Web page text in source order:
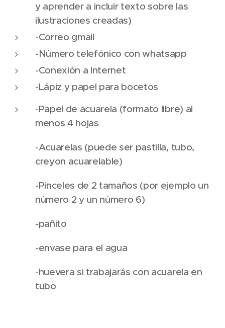
y aprender a incluir texto sobre las
ilustraciones creadas)
-Correo gmail
-Número telefónico con whatsapp
-Conexión a Internet
-Lápiz y papel para bocetos
-Papel de acuarela (formato libre) al
menos 4 hojas
-Acuarelas (puede ser pastilla, tubo,
creyon acuarelable)
-Pinceles de 2 tamaños (por ejemplo un
número 2 y un número 6)
-pañito
-envase para el agua
-huevera si trabajarás con acuarela en
tubo